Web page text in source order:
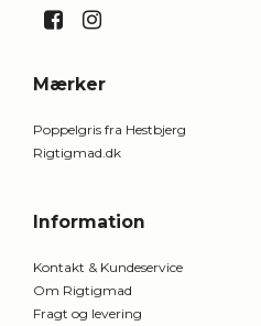
Mærker
Poppelgris fra Hestbjerg
Rigtigmad.dk
Information
Kontakt & Kundeservice
Om Rigtigmad
Fragt og levering